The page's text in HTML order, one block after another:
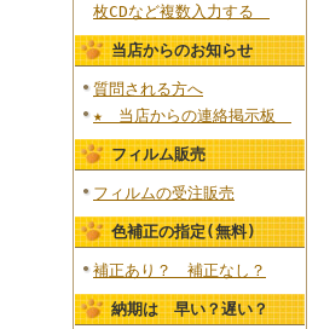
枚CDなど複数入力する
当店からのお知らせ
質問される方へ
★ 当店からの連絡掲示板
フィルム販売
フィルムの受注販売
色補正の指定(無料)
補正あり？ 補正なし？
納期は 早い？遅い？